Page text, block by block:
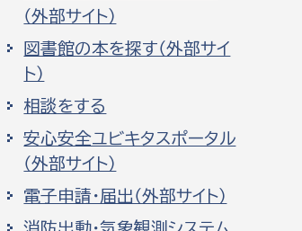
（外部サイト）
図書館の本を探す（外部サイ
ト）
相談をする
安心安全ユビキタスポータル
（外部サイト）
電子申請・届出（外部サイト）